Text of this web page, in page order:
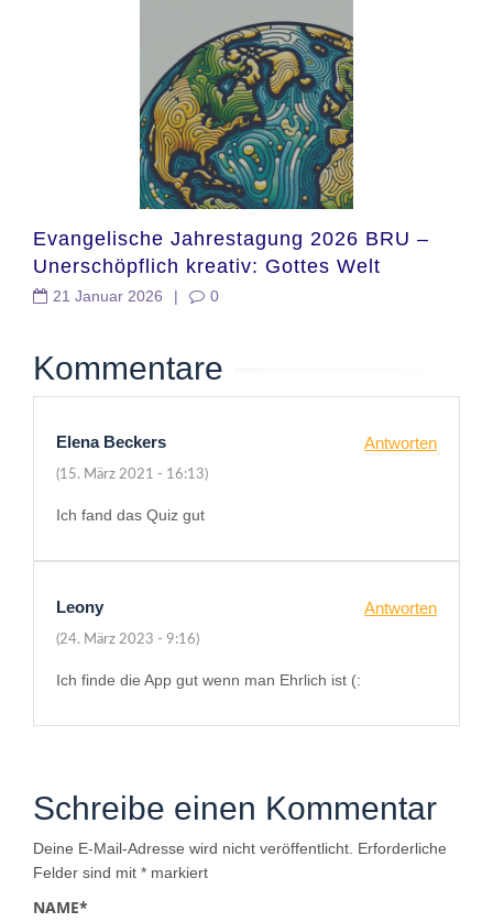
Evangelische Jahrestagung 2026 BRU –
Unerschöpflich kreativ: Gottes Welt
gestalten
21 Januar 2026 | 0
Kommentare
Elena Beckers Antworten
(15. März 2021 - 16:13)
Ich fand das Quiz gut
Leony Antworten
(24. März 2023 - 9:16)
Ich finde die App gut wenn man Ehrlich ist (:
Schreibe einen Kommentar
Deine E-Mail-Adresse wird nicht veröffentlicht. Erforderliche
Felder sind mit * markiert
NAME*